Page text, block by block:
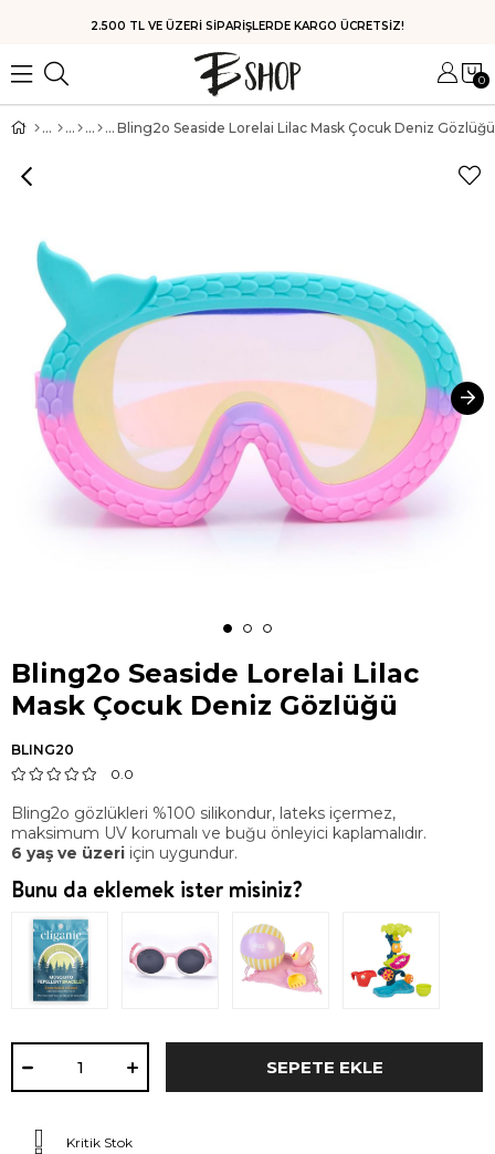
HIZLI KARGO
0
Bling2o Seaside Lorelai Lilac Mask Çocuk Deniz Gözlüğü
Bling2o Seaside Lorelai Lilac
Mask Çocuk Deniz Gözlüğü
BLING20
0.0
Bling2o gözlükleri %100 silikondur, lateks içermez,
maksimum UV korumalı ve buğu önleyici kaplamalıdır.
6 yaş ve üzeri için uygundur.
Bunu da eklemek ister misiniz?
Kritik Stok